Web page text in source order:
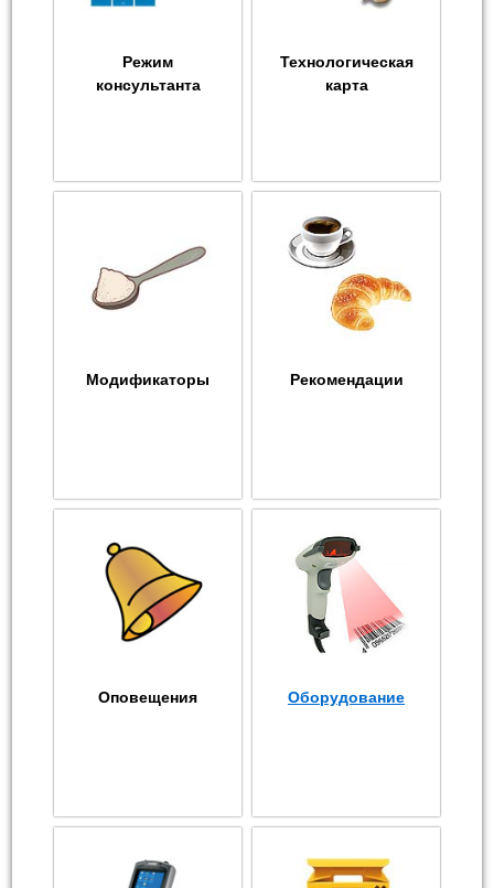
Режим
консультанта
Технологическая
карта
Модификаторы Рекомендации
Оповещения Оборудование